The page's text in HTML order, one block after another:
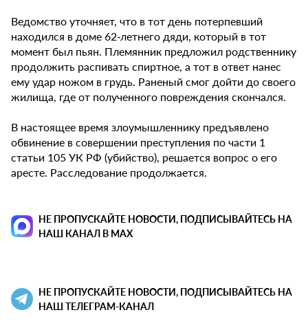
Ведомство уточняет, что в тот день потерпевший
находился в доме 62-летнего дяди, который в тот
момент был пьян. Племянник предложил родственнику
продолжить распивать спиртное, а тот в ответ нанес
ему удар ножом в грудь. Раненый смог дойти до своего
жилища, где от полученного повреждения скончался.
В настоящее время злоумышленнику предъявлено
обвинение в совершении преступления по части 1
статьи 105 УК РФ (убийство), решается вопрос о его
аресте. Расследование продолжается.
НЕ ПРОПУСКАЙТЕ НОВОСТИ, ПОДПИСЫВАЙТЕСЬ НА
НАШ КАНАЛ В MAX
НЕ ПРОПУСКАЙТЕ НОВОСТИ, ПОДПИСЫВАЙТЕСЬ НА
НАШ ТЕЛЕГРАМ-КАНАЛ